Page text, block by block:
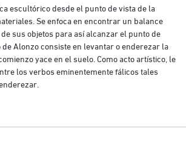
escultórico desde el punto de vista de la
Se enfoca en encontrar un balance
sus objetos para así alcanzar el punto de
Alonzo consiste en levantar o enderezar la
yace en el suelo. Como acto artístico, le
los verbos eminentemente fálicos tales